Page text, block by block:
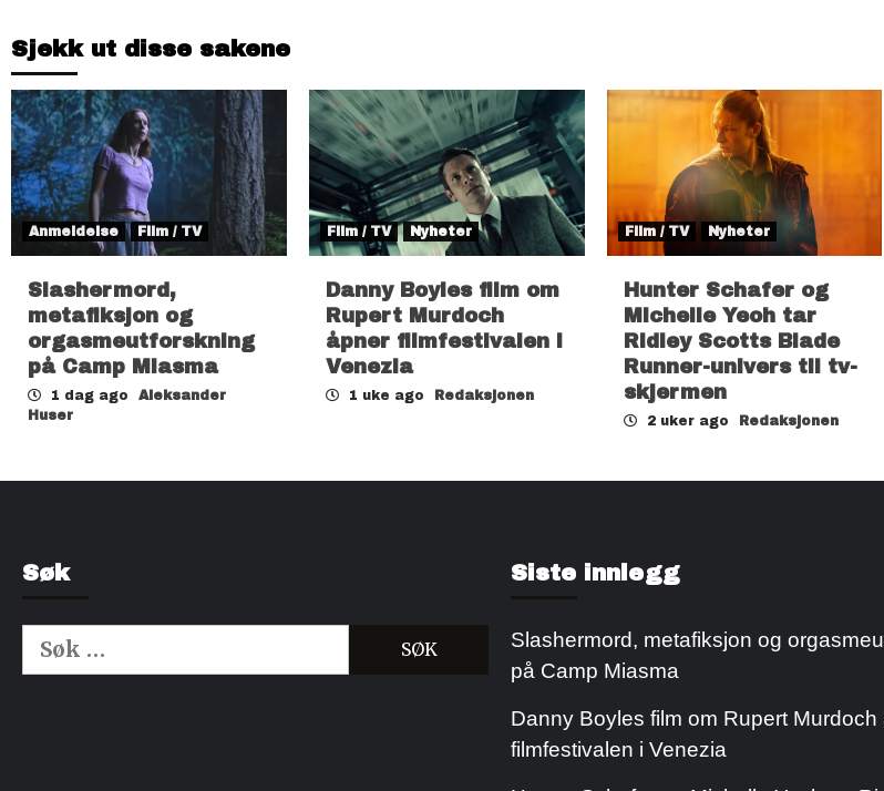
Sjekk ut disse sakene
Anmeldelse Film / TV
Slashermord,
metafiksjon og
orgasmeutforskning
på Camp Miasma
1 dag ago
Aleksander
Huser
Film / TV Nyheter
Danny Boyles film om
Rupert Murdoch
åpner filmfestivalen i
Venezia
1 uke ago Redaksjonen
Film / TV Nyheter
Hunter Schafer og
Michelle Yeoh tar
Ridley Scotts Blade
Runner-univers til tv-
skjermen
2 uker ago Redaksjonen
Søk
Søk
etter:
Siste innlegg
Slashermord, metafiksjon og
på Camp Miasma
Danny Boyles film om Rupert Murdoch
filmfestivalen i Venezia